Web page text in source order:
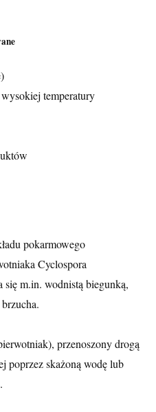
temperatury
pokarmowego
Cyclospora
się m.in. wodnistą biegunką,
przenoszony drogą
poprzez skażoną wodę lub